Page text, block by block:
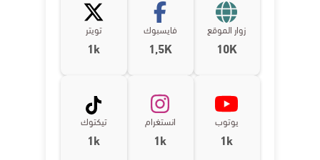
زوار الموقع
10K
فايسبوك
1,5K
تويتر
1k
يوتوب
1k
انستغرام
1k
تيكتوك
1k